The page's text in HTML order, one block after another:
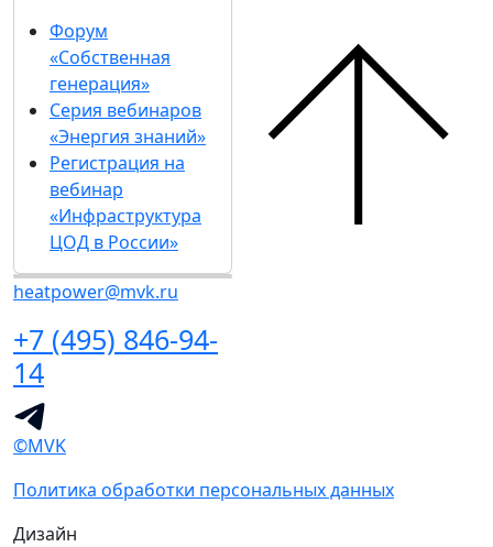
Форум
«Собственная
генерация»
Серия вебинаров
«Энергия знаний»
Регистрация на
вебинар
«Инфраструктура
ЦОД в России»
heatpower@mvk.ru
+7 (495) 846-94-
14
©MVK
Политика обработки персональных данных
Дизайн